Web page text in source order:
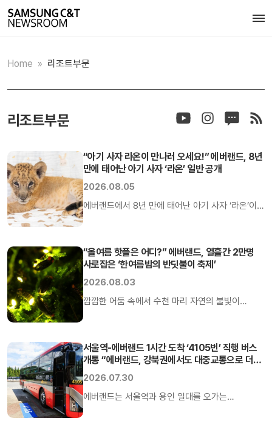
Home » 리조트부문
리조트부문
“아기 사자 라온이 만나러 오세요!” 에버랜드, 8년
만에 태어난 아기 사자 ‘라온’ 일반 공개
2026.08.05
에버랜드에서 8년 만에 태어난 아기 사자 ‘라온’이가
에버랜드 동물원의 뿌빠타운에서 만나볼 수 있다고
5일 밝혔다.
“올여름 핫플은 어디?” 에버랜드, 열흘간 2만명
사로잡은 ‘한여름밤의 반딧불이 축제’
2026.08.03
깜깜한 어둠 속에서 수천 마리 자연의 불빛이
‘한여름밤의 반딧불이 축제’가 오픈 후 열흘동안
2만명 이상의 고객들이 다녀가며 올여름 꼭
방문해야할 핫플레이스로 주목받고 있다고 3일
밝혔다.
서울역-에버랜드 1시간 도착 ‘4105번’ 직행 버스
개통 “에버랜드, 강북권에서도 대중교통으로 더
가까워져요”
2026.07.30
에버랜드는 서울역과 용인 일대를 오가는